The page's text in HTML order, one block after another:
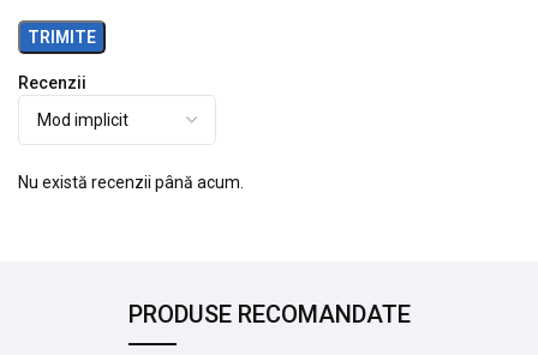
Recenzii
Nu există recenzii până acum.
PRODUSE RECOMANDATE